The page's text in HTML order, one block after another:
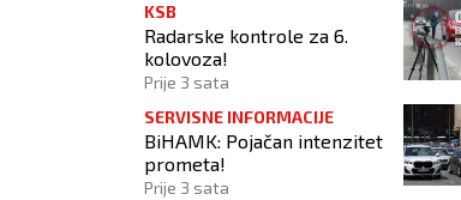
KSB
Radarske kontrole za 6.
kolovoza!
Prije 3 sata
SERVISNE INFORMACIJE
BiHAMK: Pojačan intenzitet
prometa!
Prije 3 sata